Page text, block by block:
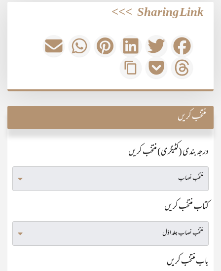
Sharing Link
>>>
منتخب کریں
درجہ بندی (کٹیگری) منتخب کریں
کتاب منتخب کریں
باب منتخب کریں